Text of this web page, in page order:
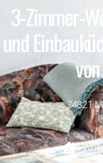
3-Zimmer-
und
74821